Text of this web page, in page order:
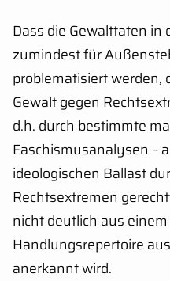
Dass die Gewalttaten in
zumindest für
problematisiert werden,
Gewalt gegen
d.h. durch bestimmte
Faschismusanalysen –
ideologischen Ballast
Rechtsextremen
nicht deutlich aus
Handlungsrepertoire
anerkannt wird.